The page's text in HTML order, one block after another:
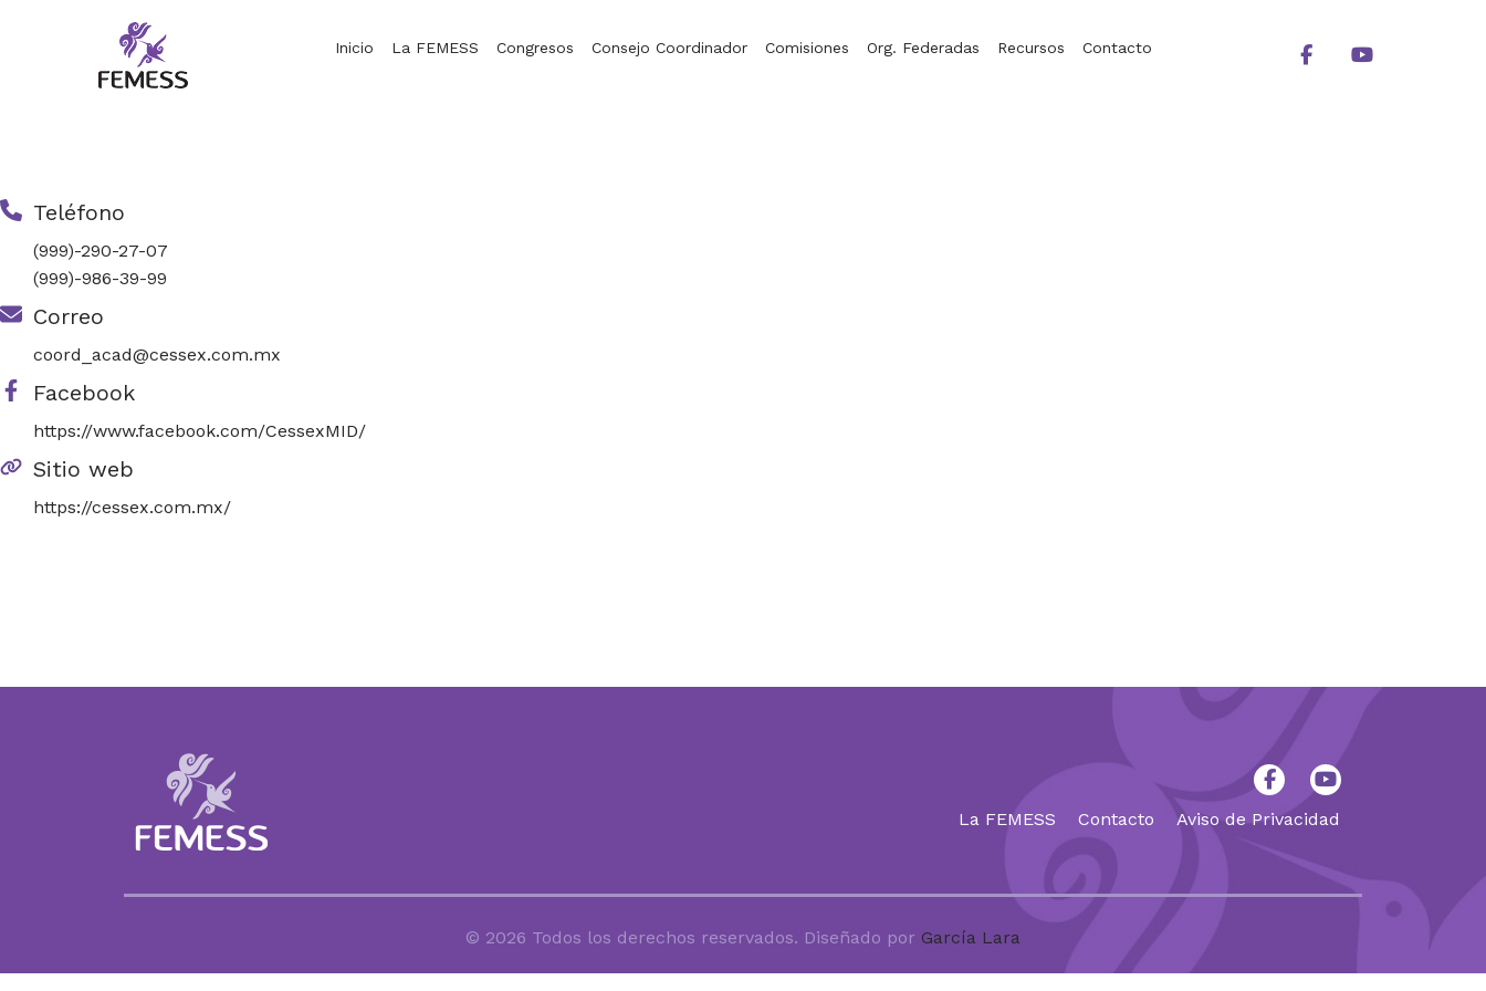
Femess
Federación Mexicana de Educación Sexual y Sexología, A.C.
Inicio La FEMESS Congresos Consejo Coordinador Comisiones Org. Federadas Recursos Contacto
Teléfono
(999)-290-27-07
(999)-986-39-99
Correo
coord_acad@cessex.com.mx
Facebook
https://www.facebook.com/CessexMID/
Sitio web
https://cessex.com.mx/
La FEMESS Contacto Aviso de Privacidad
© 2026 Todos los derechos reservados. Diseñado por García Lara